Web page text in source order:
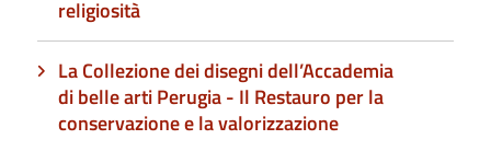
religiosità
La Collezione dei disegni dell’Accademia
di belle arti Perugia - Il Restauro per la
conservazione e la valorizzazione